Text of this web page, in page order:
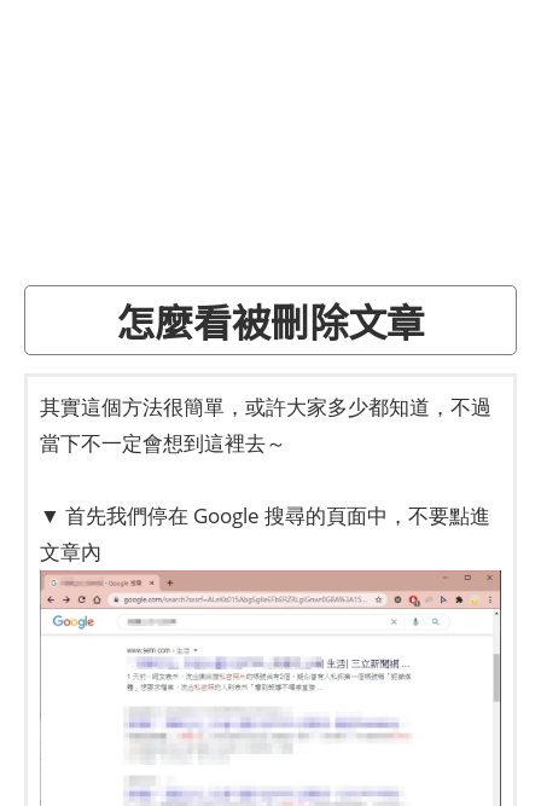
怎麼看被刪除文章
其實這個方法很簡單，或許大家多少都知道，不過
當下不一定會想到這裡去～
▼ 首先我們停在 Google 搜尋的頁面中，不要點進
文章內